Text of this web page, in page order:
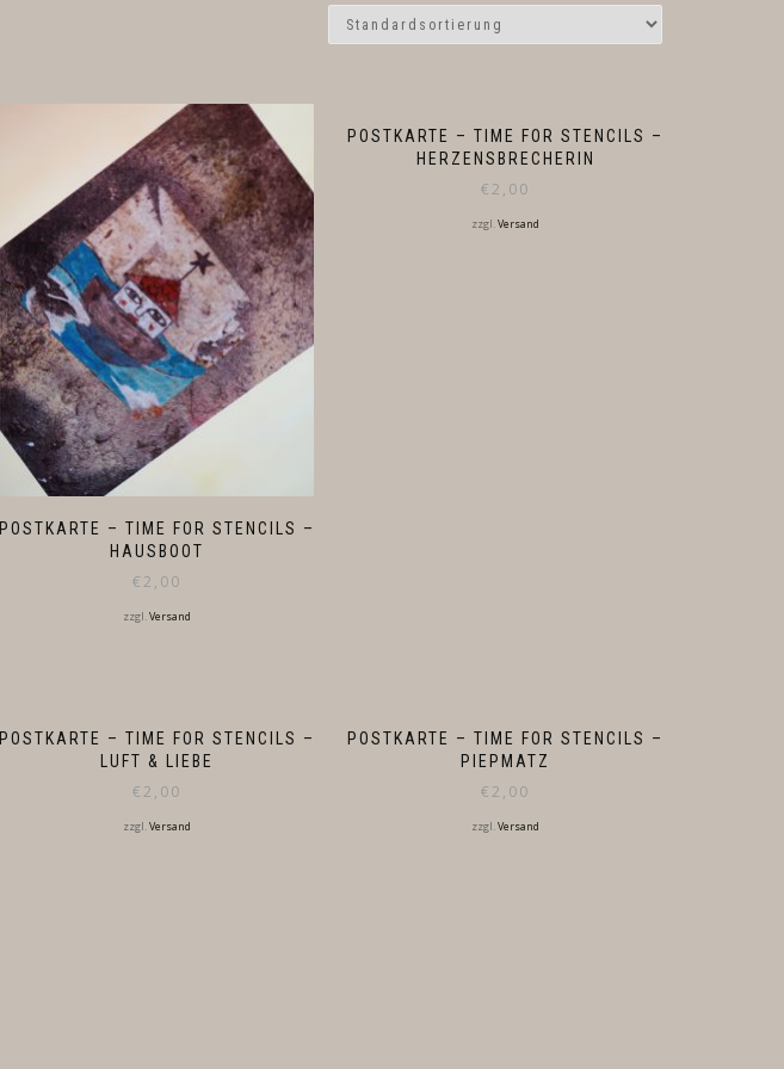
POSTKARTE – TIME FOR STENCILS –
HAUSBOOT
€2,00
zzgl.Versand
POSTKARTE – TIME FOR STENCILS –
HERZENSBRECHERIN
€2,00
zzgl.Versand
POSTKARTE – TIME FOR STENCILS –
LUFT & LIEBE
€2,00
zzgl.Versand
POSTKARTE – TIME FOR STENCILS –
PIEPMATZ
€2,00
zzgl.Versand